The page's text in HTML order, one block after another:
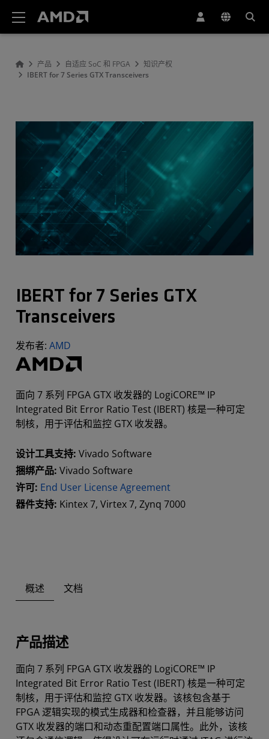
产品 自适应 SoC 和 FPGA
知识产权
IBERT for 7 Series GTX Transceivers
IBERT for 7 Series GTX
Transceivers
发布者: AMD
面向 7 系列 FPGA GTX 收发器的 LogiCORE™ IP
Integrated Bit Error Ratio Test (IBERT) 核是一种可定
制核，用于评估和监控 GTX 收发器。
设计工具支持: Vivado Software
捆绑产品: Vivado Software
许可: End User License Agreement
器件支持: Kintex 7, Virtex 7, Zynq 7000
概述 文档
产品描述
面向 7 系列 FPGA GTX 收发器的 LogiCORE™ IP
Integrated Bit Error Ratio Test (IBERT) 核是一种可定
制核，用于评估和监控 GTX 收发器。该核包含基于
FPGA 逻辑实现的模式生成器和检查器，并且能够访问
GTX 收发器的端口和动态重配置端口属性。此外，该核